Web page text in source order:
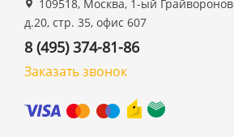
109518, Москва, 1-ый
д.20, стр. 35, офис 607
8 (495) 374-81-86
Заказать звонок